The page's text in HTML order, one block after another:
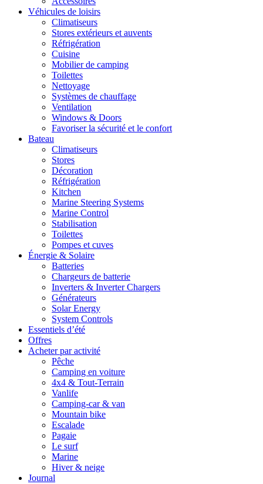
Véhicules de loisirs
Climatiseurs
Stores extérieurs et auvents
Réfrigération
Cuisine
Mobilier de camping
Toilettes
Nettoyage
Systèmes de chauffage
Ventilation
Windows & Doors
Favoriser la sécurité et le confort
Bateau
Climatiseurs
Stores
Décoration
Réfrigération
Kitchen
Marine Steering Systems
Marine Control
Stabilisation
Toilettes
Pompes et cuves
Énergie & Solaire
Batteries
Chargeurs de batterie
Inverters & Inverter Chargers
Générateurs
Solar Energy
System Controls
Essentiels d’été
Offres
Acheter par activité
Pêche
Camping en voiture
4x4 & Tout-Terrain
Vanlife
Camping-car & van
Mountain bike
Escalade
Pagaie
Le surf
Marine
Hiver & neige
Journal